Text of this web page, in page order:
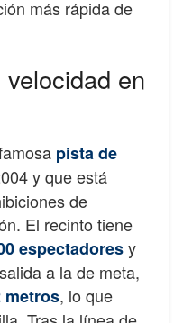
más rápida de
en
pista de
y que está
de
El recinto tiene
espectadoresy
a la de meta,
metros, lo que